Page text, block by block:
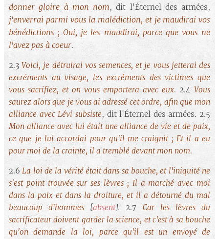
donner gloire à mon nom, dit l'Éternel des armées,
j'enverrai parmi vous la malédiction, et je maudirai vos
bénédictions ; Oui, je les maudirai, parce que vous ne
l'avez pas à coeur.
2.3Voici, je détruirai vos semences, et je vous jetterai des
excréments au visage, les excréments des victimes que
vous sacrifiez, et on vous emportera avec eux. 2.4 Vous
saurez alors que je vous ai adressé cet ordre, afin que mon
alliance avec Lévi subsiste, dit l'Éternel des armées. 2.5
Mon alliance avec lui était une alliance de vie et de paix,
ce que je lui accordai pour qu'il me craignit ; Et il a eu
pour moi de la crainte, il a tremblé devant mon nom.
2.6La loi de la vérité était dans sa bouche, et l'iniquité ne
s'est point trouvée sur ses lèvres ; Il a marché avec moi
dans la paix et dans la droiture, et il a détourné du mal
beaucoup d'hommes [absent]. 2.7 Car les lèvres du
sacrificateur doivent garder la science, et c'est à sa bouche
qu'on demande la loi, parce qu'il est un envoyé de